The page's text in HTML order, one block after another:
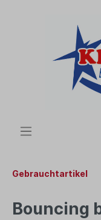
Gebrauchtartikel
Bouncing